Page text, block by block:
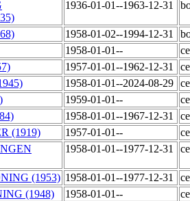
1936-01-01--1963-12-31
1958-01-02--1994-12-31
1958-01-01--
1957-01-01--1962-12-31
1958-01-01--2024-08-29
1959-01-01--
1958-01-01--1967-12-31
(1919)
1957-01-01--
1958-01-01--1977-12-31
(1953) 1958-01-01--1977-12-31
(1948)
1958-01-01--